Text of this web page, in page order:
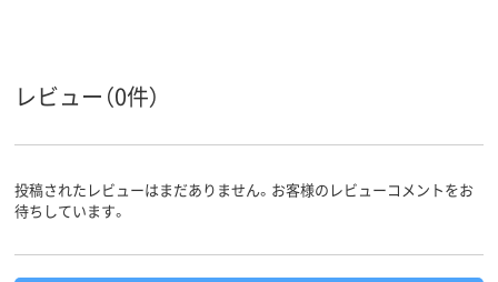
レビュー（0件）
投稿されたレビューはまだありません。お客様のレビューコメントをお
待ちしています。